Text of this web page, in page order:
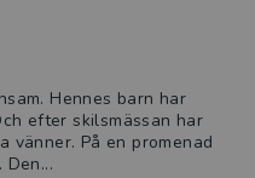
Hennes barn har
efter skilsmässan har
vänner. På en promenad